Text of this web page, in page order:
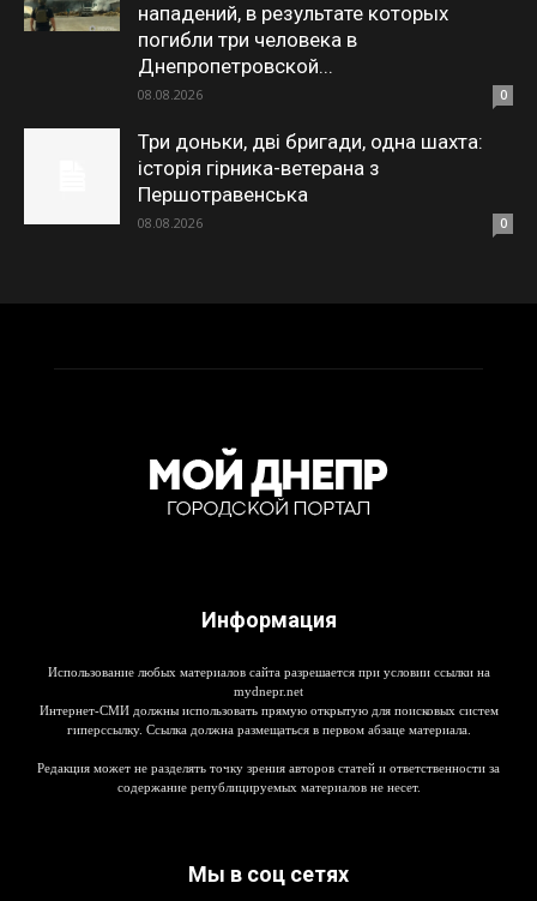
нападений, в результате которых
погибли три человека в
Днепропетровской...
08.08.2026 0
Три доньки, дві бригади, одна шахта:
історія гірника-ветерана з
Першотравенська
08.08.2026 0
Информация
Использование любых материалов сайта разрешается при условии ссылки на
mydnepr.net
Интернет-СМИ должны использовать прямую открытую для поисковых систем
гиперссылку. Ссылка должна размещаться в первом абзаце материала.
Редакция может не разделять точку зрения авторов статей и ответственности за
содержание републицируемых материалов не несет.
Мы в соц сетях